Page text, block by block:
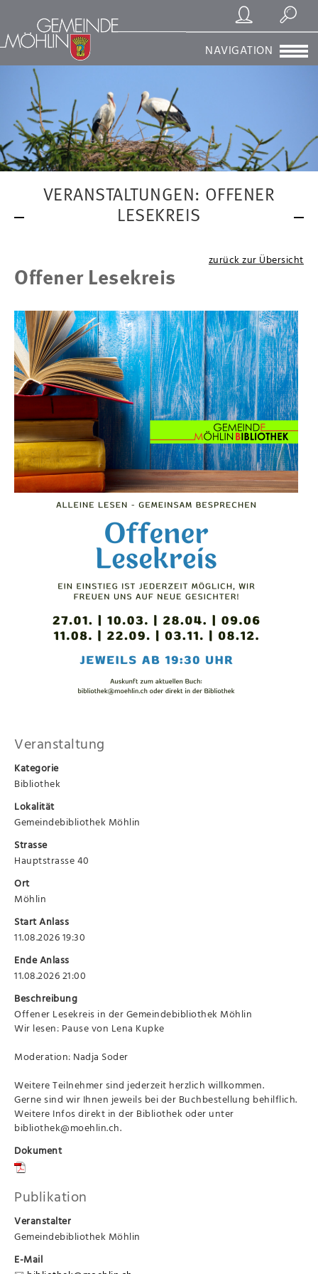
Registrierung/Login
Suchen
NAVIGATION
VERANSTALTUNGEN: OFFENER
LESEKREIS
zurück zur Übersicht
Offener Lesekreis
Veranstaltung
Kategorie
Bibliothek
Lokalität
Gemeindebibliothek Möhlin
Strasse
Hauptstrasse 40
Ort
Möhlin
Start Anlass
11.08.2026 19:30
Ende Anlass
11.08.2026 21:00
Beschreibung
Offener Lesekreis in der Gemeindebibliothek Möhlin
Wir lesen: Pause von Lena Kupke
Moderation: Nadja Soder
Weitere Teilnehmer sind jederzeit herzlich willkommen.
Gerne sind wir Ihnen jeweils bei der Buchbestellung behilflich.
Weitere Infos direkt in der Bibliothek oder unter
bibliothek@moehlin.ch.
Dokument
Publikation
Veranstalter
Gemeindebibliothek Möhlin
E-Mail